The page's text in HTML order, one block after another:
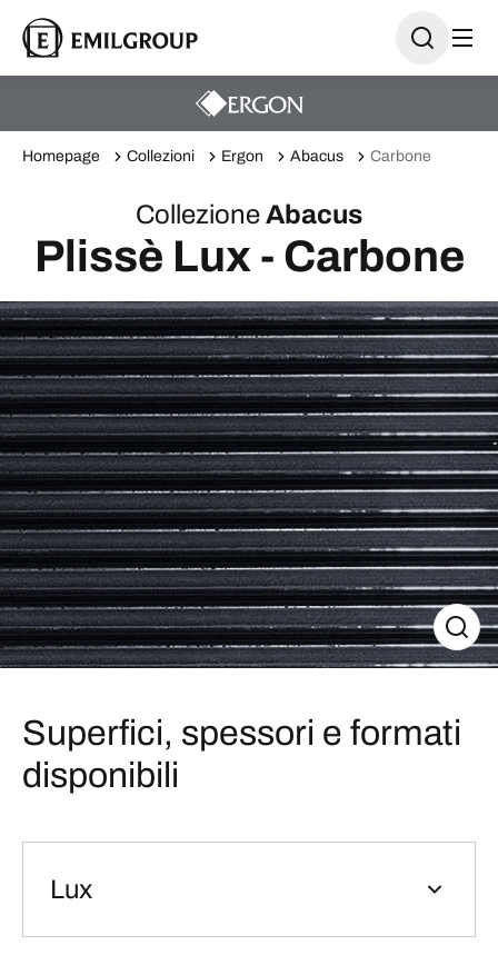
Homepage Collezioni Ergon Abacus Carbone
CollezioneAbacus
Plissè Lux - Carbone
Superfici, spessori e formati
disponibili
Lux